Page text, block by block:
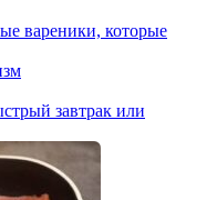
вареники, которые
завтрак или